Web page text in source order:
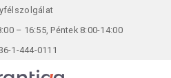
– 16:55, Péntek 8:00-14:00
1-444-0111